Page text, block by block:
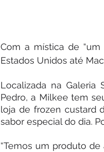
Com a mística de “um
Estados Unidos até
Localizada na Galeria
Pedro, a Milkee tem
loja de frozen custard
sabor especial do dia.
“Temos um produto